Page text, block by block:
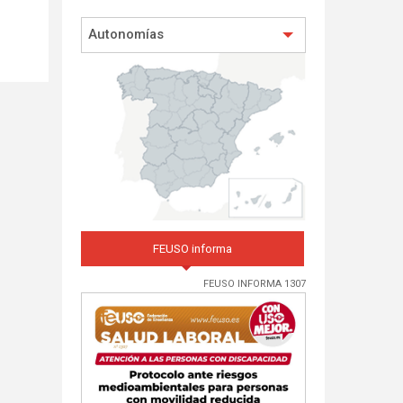
Autonomías
FEUSO informa
FEUSO INFORMA 1307